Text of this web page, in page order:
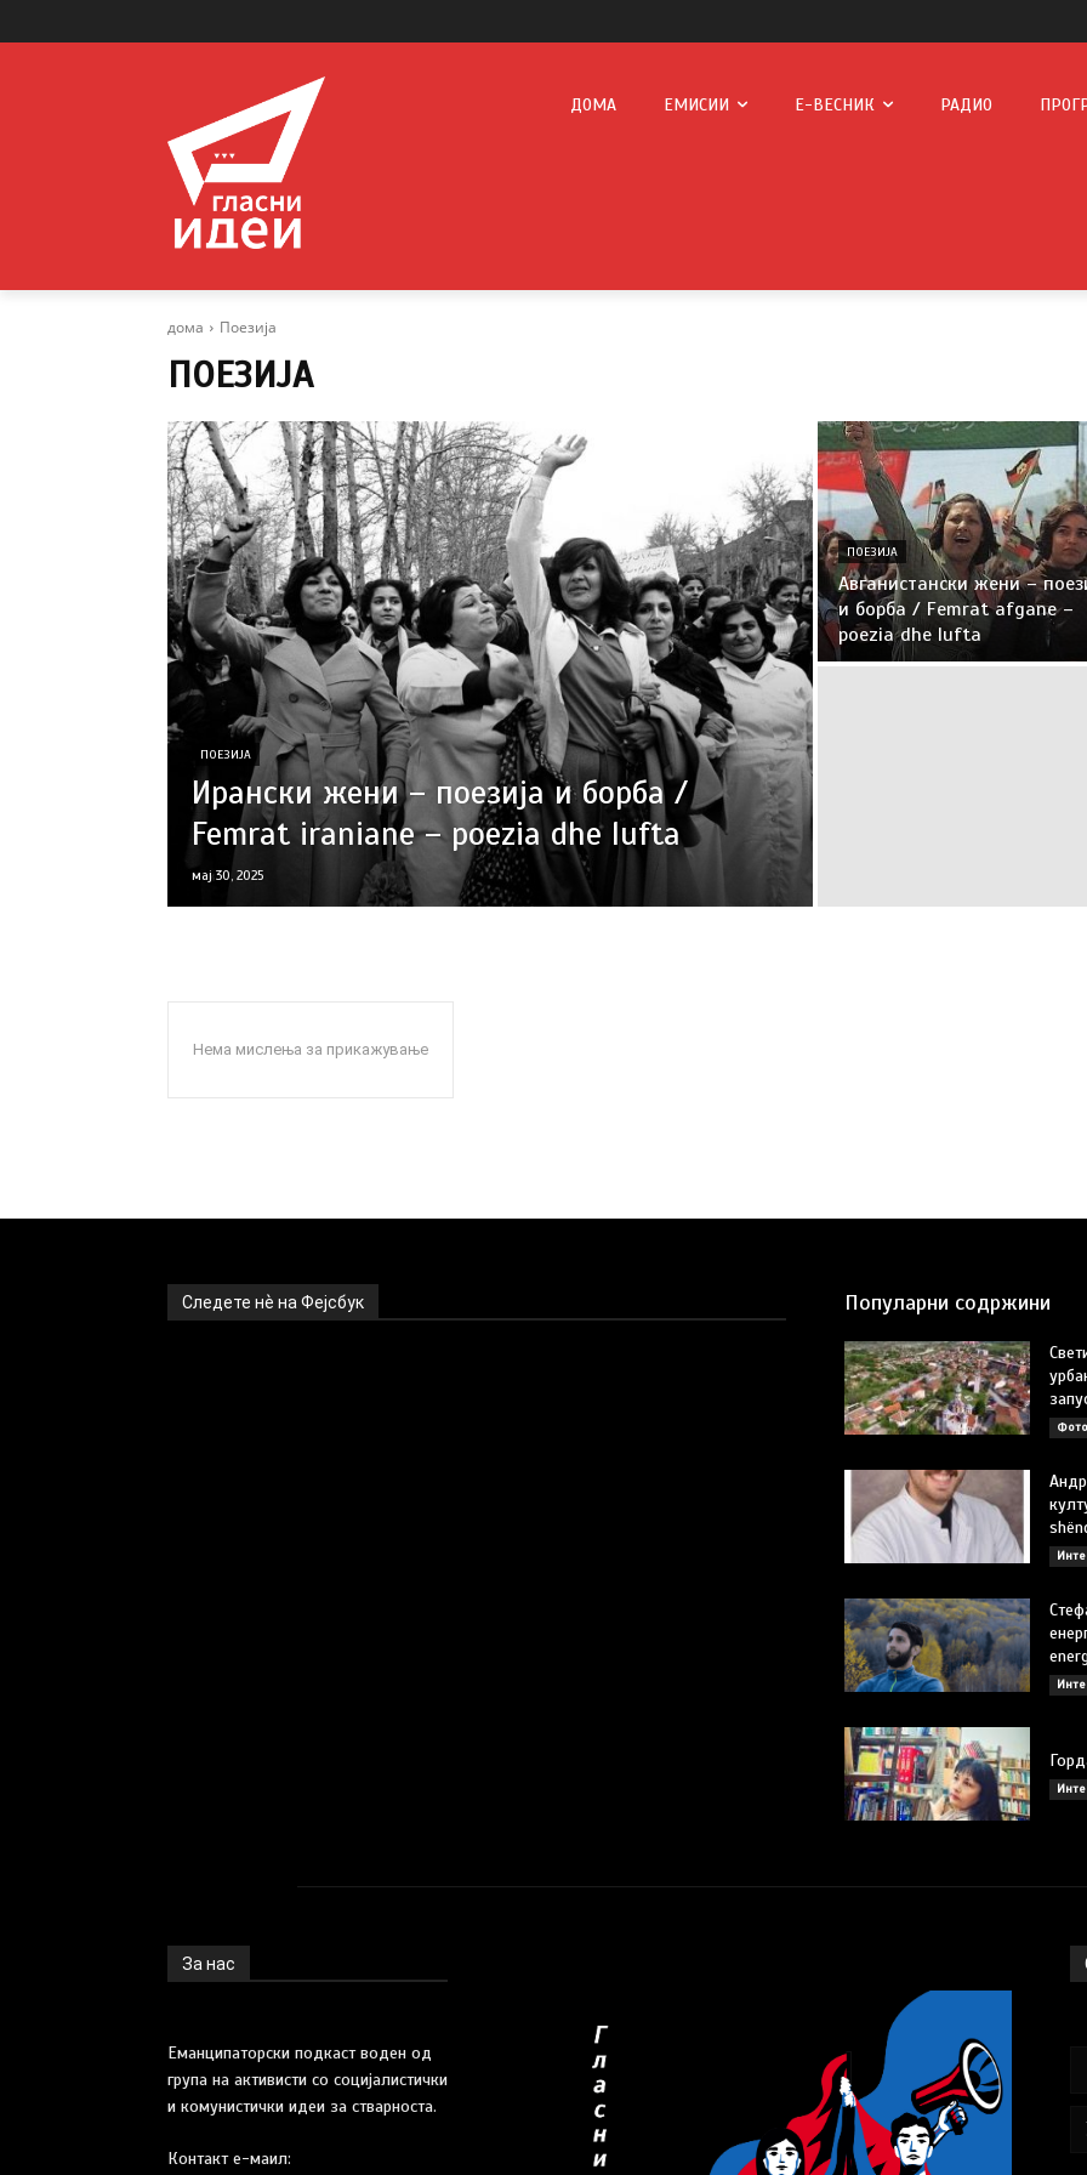
ДОМА ЕМИСИИ Е-ВЕСНИК РАДИО
дома Поезија
ПОЕЗИЈА
ПОЕЗИЈА
Ирански жени – поезија и борба /
Femrat iraniane – poezia dhe lufta
мај 30, 2025
ПОЕЗИЈА
Авганистански жени –
и борба / Femrat afgane –
poezia dhe lufta
Нема мислења за прикажување
Следете нѐ на Фејсбук Популарни содржини
За нас
Еманципаторски подкаст воден од
група на активисти со социјалистички
и комунистички идеи за стварноста.
Контакт е-маил: